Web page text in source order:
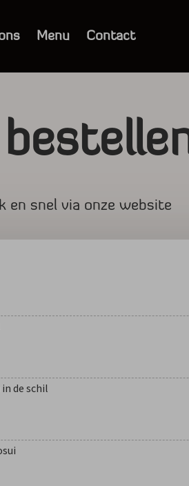
Menu Contact
en snel via onze website
de schil